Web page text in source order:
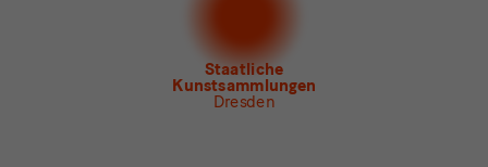
Museum für Sächsische Volkskunst
Staatliche
Kunstsammlungen
Dresden